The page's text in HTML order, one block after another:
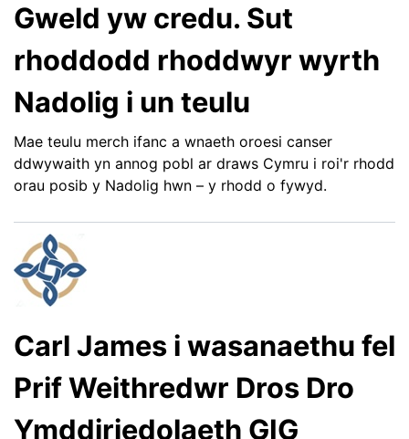
Gweld yw credu. Sut
rhoddodd rhoddwyr wyrth
Nadolig i un teulu
Mae teulu merch ifanc a wnaeth oroesi canser
ddwywaith yn annog pobl ar draws Cymru i roi'r rhodd
orau posib y Nadolig hwn – y rhodd o fywyd.
Carl James i wasanaethu fel
Prif Weithredwr Dros Dro
Ymddiriedolaeth GIG